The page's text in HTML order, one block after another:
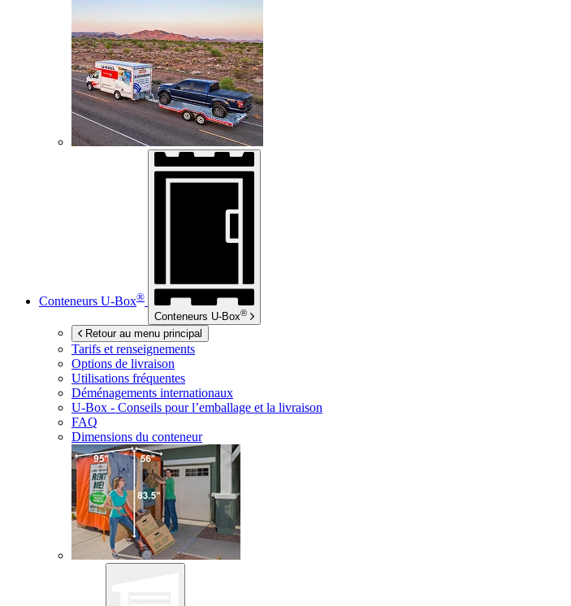
Conteneurs U-Box®
Conteneurs U-Box®
Retour au menu principal
Tarifs et renseignements
Options de livraison
Utilisations fréquentes
Déménagements internationaux
U-Box - Conseils pour l’emballage et la livraison
FAQ
Dimensions du conteneur